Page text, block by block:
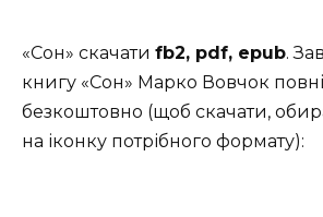
«Сон» скачати fb2, pdf, epub.
книгу «Сон» Марко Вовчок
безкоштовно (щоб скачати,
на іконку потрібного формату):